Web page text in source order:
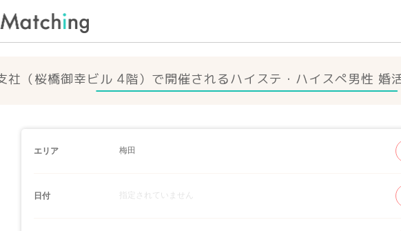
社（桜橋御幸ビル 4階）で開催されるハイステ・ハイスぺ男性 婚
エリア 梅田
日付 指定されていません